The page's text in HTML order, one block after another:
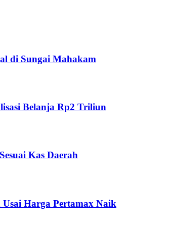
di Sungai Mahakam
Belanja Rp2 Triliun
Kas Daerah
Harga Pertamax Naik